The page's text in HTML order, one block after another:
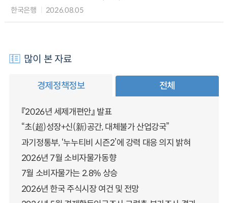
한국은행 2026.08.05
많이 본 자료
경제정책정보 전체
『2026년 세제개편안』 발표
“초(超)성장+신(新)공간, 대체불가 산업강국”
과기정통부, ‘누누티비 시즌2’에 강력 대응 의지 밝혀
2026년 7월 소비자물가동향
7월 소비자물가는 2.8% 상승
2026년 한국 주식시장 여건 및 전망